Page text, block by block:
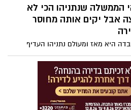
החינוך. המועצה המקומית גדרה:
משקיעים את מיטב המאמצים להעניק
הבטוחה ביותר עבור ילדינו".
הממשלה שנתניהו הכי לא
אבל יקים אותה מחוסר
היא מאז ומעולם נתניהו העדיף
ממשלה עם אנשי מרכז ושמאל ומאז
נמנע מלהקים ממשלת ימין חרדים (גם
לו את כל האפשרויות לכך) - הפעם,
המרחק האידיאולוגי העצום בינו לבין
ובן גביר והזהות האידיאולוגית
מוחלטת בינו לבין שאר הרשימות